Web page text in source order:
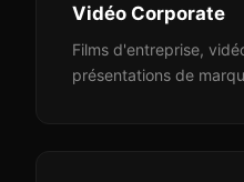
Vidéo Corporate
Films d'entreprise,
présentations de